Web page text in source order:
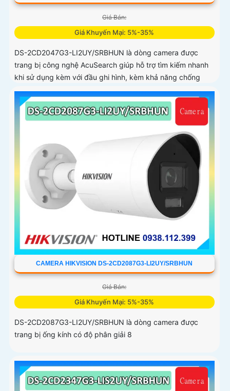
Giá Bán:
Giá Khuyến Mại: 5%-35%
DS-2CD2047G3-LI2UY/SRBHUN là dòng camera được
trang bị công nghệ AcuSearch giúp hỗ trợ tìm kiếm nhanh
khi sử dụng kèm với đầu ghi hình, kèm khả năng chống
ngược sáng WDR 130dB, trang bị micro kép và loa hỗ trợ
đàm thoại 2 chiều, ống kính 4
CAMERA HIKVISION DS-2CD2087G3-LI2UY/SRBHUN
Giá Bán:
Giá Khuyến Mại: 5%-35%
DS-2CD2087G3-LI2UY/SRBHUN là dòng camera được
trang bị ống kính có độ phân giải 8